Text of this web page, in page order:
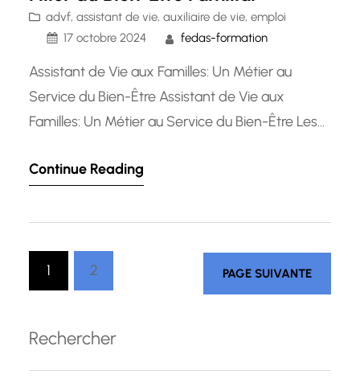
advf, assistant de vie, auxiliaire de vie, emploi
17 octobre 2024
fedas-formation
Assistant de Vie aux Familles: Un Métier au
Service du Bien-Être Assistant de Vie aux
Familles: Un Métier au Service du Bien-Être Les
essentiel dans le soutien et l’accompagnement
sein de leur foyer. Ce métier, à la fois humain et…
Continue Reading
1 2 PAGE SUIVANTE
Rechercher